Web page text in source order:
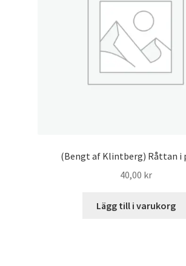
(Bengt af Klintberg) Råttan i
40,00 kr
Lägg till i varukorg